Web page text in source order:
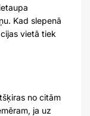
Kad slepenā
vietā tiek
no citām
ja uz